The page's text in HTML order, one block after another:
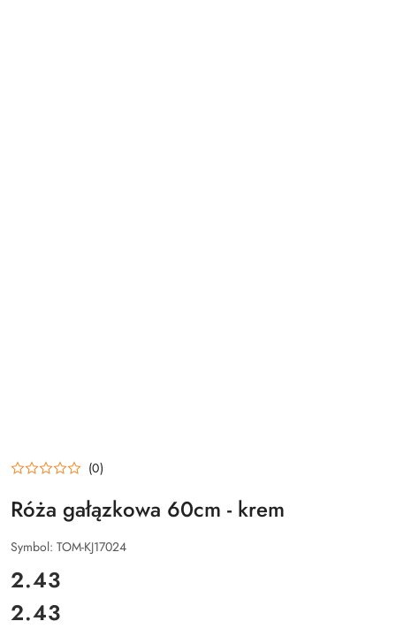
(0)
Róża gałązkowa 60cm - krem
Symbol: TOM-KJ17024
cena:
2.43
Cena:
2.43